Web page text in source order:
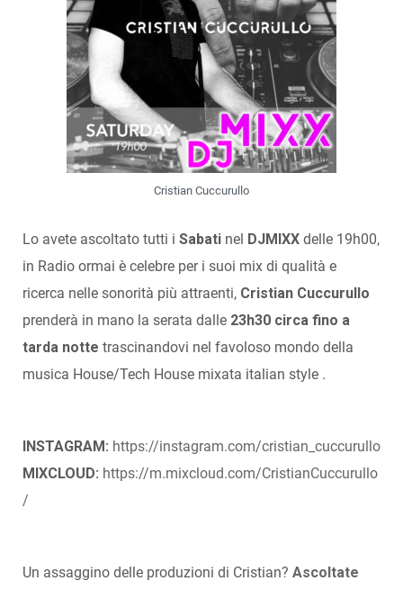
Cristian Cuccurullo
Lo avete ascoltato tutti i Sabati nel DJMIXX delle 19h00,
in Radio ormai è celebre per i suoi mix di qualità e
ricerca nelle sonorità più attraenti, Cristian Cuccurullo
prenderà in mano la serata dalle 23h30 circa fino a
tarda notte trascinandovi nel favoloso mondo della
musica House/Tech House mixata italian style .
INSTAGRAM: https://instagram.com/cristian_cuccurullo
MIXCLOUD: https://m.mixcloud.com/CristianCuccurullo
/
Un assaggino delle produzioni di Cristian? Ascoltate